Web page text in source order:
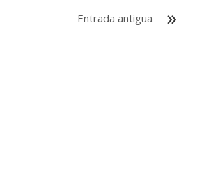
Entrada antigua